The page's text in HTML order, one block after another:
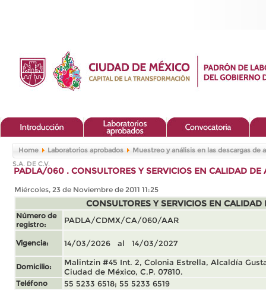
Home Laboratorios aprobados
Muestreo y análisis en las descargas de
S.A. DE C.V.
PADLA/060 . CONSULTORES Y SERVICIOS EN CALIDAD DE
Miércoles, 23 de Noviembre de 2011 11:25
CONSULTORES Y SERVICIOS EN
Número de
registro:
PADLA/CDMX/CA/060/AAR
Vigencia: 14/03/2026 al 14/03/2027
Domicilio:
Malintzin #45 Int. 2, Colonia Estrella, Alcaldía
Ciudad de México, C.P. 07810.
Teléfono 55 5233 6518; 55 5233 6519